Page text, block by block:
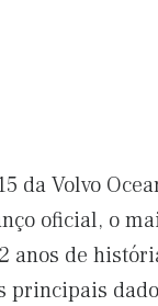
da Volvo
oficial, o
anos de
principais